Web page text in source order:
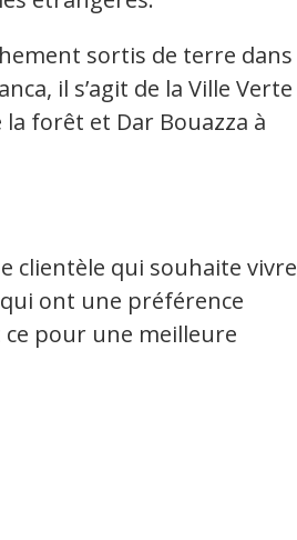
sortis de terre dans
il s’agit de la Ville Verte
forêt et Dar Bouazza à
clientèle qui souhaite vivre
ont une préférence
pour une meilleure